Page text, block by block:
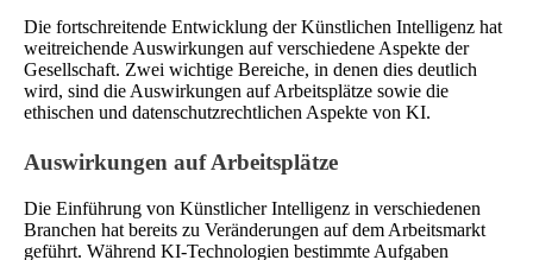
Die fortschreitende Entwicklung der Künstlichen Intelligenz hat
weitreichende Auswirkungen auf verschiedene Aspekte der
Gesellschaft. Zwei wichtige Bereiche, in denen dies deutlich
wird, sind die Auswirkungen auf Arbeitsplätze sowie die
ethischen und datenschutzrechtlichen Aspekte von KI.
Auswirkungen auf Arbeitsplätze
Die Einführung von Künstlicher Intelligenz in verschiedenen
Branchen hat bereits zu Veränderungen auf dem Arbeitsmarkt
geführt. Während KI-Technologien bestimmte Aufgaben